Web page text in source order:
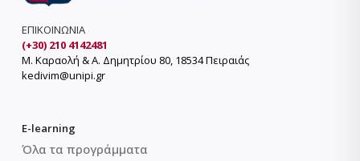
ΕΠΙΚΟΙΝΩΝΙΑ
(+30) 210 4142481
Μ. Καραολή & Α. Δημητρίου 80, 18534 Πειραιάς
kedivim@unipi.gr
E-learning
Όλα τα προγράμματα